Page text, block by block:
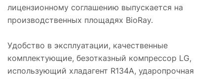
лицензионному соглашению выпускается на
производственных площадях BioRay.
Удобство в эксплуатации, качественные
комплектующие, безотказный компрессор LG,
использующий хладагент R134A, ударопрочная